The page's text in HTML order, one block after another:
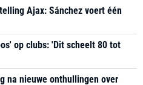
Ajax: Sánchez voert één
op clubs: 'Dit scheelt 80 tot
na nieuwe onthullingen over